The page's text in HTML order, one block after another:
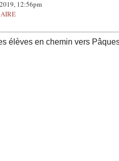
12:56pm
élèves en chemin vers